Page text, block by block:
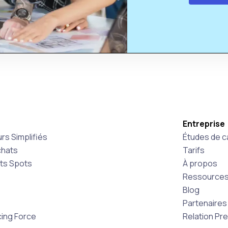
Simplifiés
Spots
Force
Entreprise
Études de
Tarifs
À propos
Blog
Partenaires
Relation